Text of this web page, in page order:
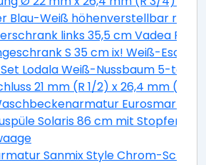
Blau-Weiß höhenverstellbar
links 35,5 cm Vadea
S 35 cm ix! Weiß-Esche
Lodala Weiß-Nussbaum 5-teilig
21 mm (R 1/2) x 26,4 mm (R
Eurosmart CE
Solaris 86 cm mit
Sanmix Style Chrom-